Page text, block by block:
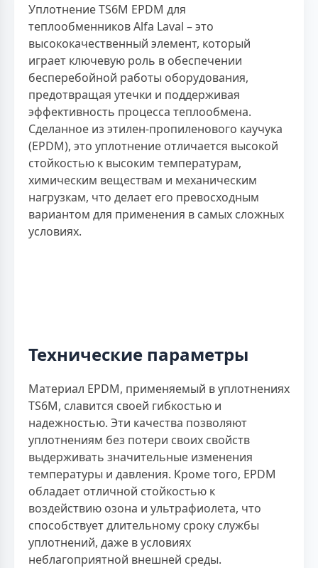
Уплотнение TS6M EPDM для
теплообменников Alfa Laval – это
высококачественный элемент, который
играет ключевую роль в обеспечении
бесперебойной работы оборудования,
предотвращая утечки и поддерживая
эффективность процесса теплообмена.
Сделанное из этилен-пропиленового каучука
(EPDM), это уплотнение отличается высокой
стойкостью к высоким температурам,
химическим веществам и механическим
нагрузкам, что делает его превосходным
вариантом для применения в самых сложных
условиях.
Технические параметры
Материал EPDM, применяемый в уплотнениях
TS6M, славится своей гибкостью и
надежностью. Эти качества позволяют
уплотнениям без потери своих свойств
выдерживать значительные изменения
температуры и давления. Кроме того, EPDM
обладает отличной стойкостью к
воздействию озона и ультрафиолета, что
способствует длительному сроку службы
уплотнений, даже в условиях
неблагоприятной внешней среды.